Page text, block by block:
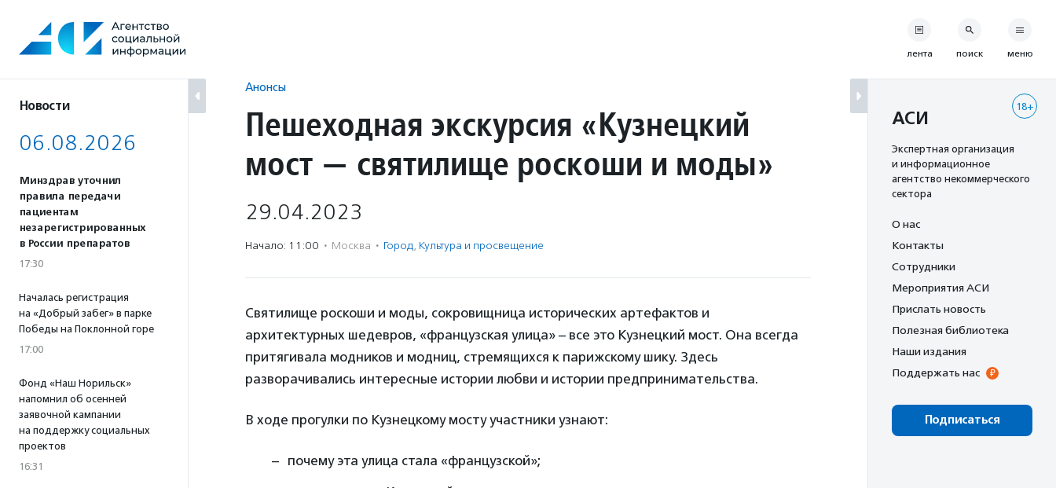
содержанию
Новости
06.08.2026
Минздрав уточнил
правила передачи
пациентам
незарегистрированных
в России препаратов
17:30
Началась регистрация
на «Добрый забег» в парке
Победы на Поклонной горе
17:00
Фонд «Наш Норильск»
напомнил об осенней
заявочной кампании
на поддержку социальных
проектов
16:31
Анонсы
Пешеходная экскурсия «Кузнецкий
мост — святилище роскоши и моды»
29.04.2023
Начало: 11:00 · Москва · Город, Культура и просвещение
Святилище роскоши и моды, сокровищница исторических артефактов и
архитектурных шедевров, «французская улица» – все это Кузнецкий мост. Она всегда
притягивала модников и модниц, стремящихся к парижскому шику. Здесь
разворачивались интересные истории любви и истории предпринимательства.
В ходе прогулки по Кузнецкому мосту участники узнают:
почему эта улица стала «французской»;
лента поиск меню
18+
АСИ
Экспертная организация
и информационное
агентство некоммерческого
сектора
О нас
Контакты
Сотрудники
Мероприятия АСИ
Прислать новость
Полезная библиотека
Наши издания
Поддержать нас
Подписаться